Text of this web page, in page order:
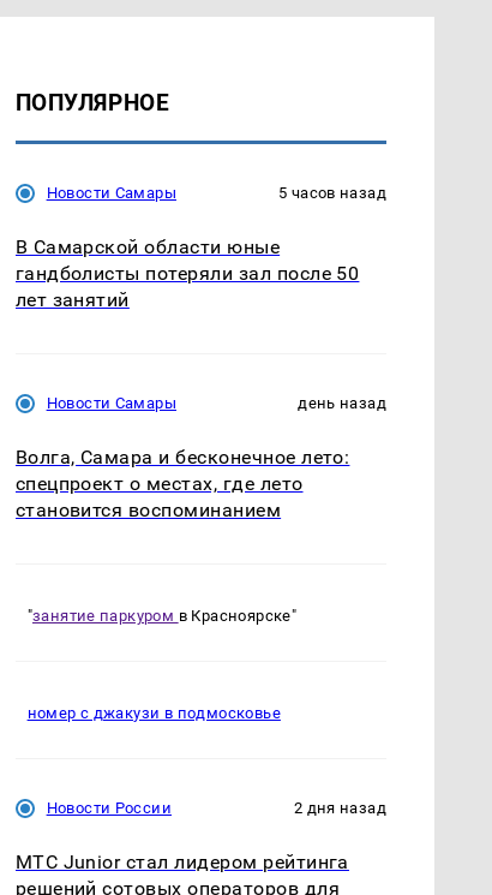
ПОПУЛЯРНОЕ
Новости Самары 5 часов назад
В Самарской области юные
гандболисты потеряли зал после 50
лет занятий
Новости Самары день назад
Волга, Самара и бесконечное лето:
спецпроект о местах, где лето
становится воспоминанием
"занятие паркуром в Красноярске"
номер с джакузи в подмосковье
Новости России 2 дня назад
МТС Junior стал лидером рейтинга
решений сотовых операторов для